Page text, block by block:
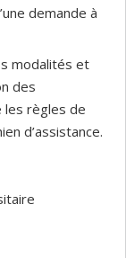
demande à
modalités et
des
les règles de
d’assistance.